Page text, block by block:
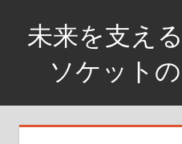
ツ
未来を支え
ソケット
革
新